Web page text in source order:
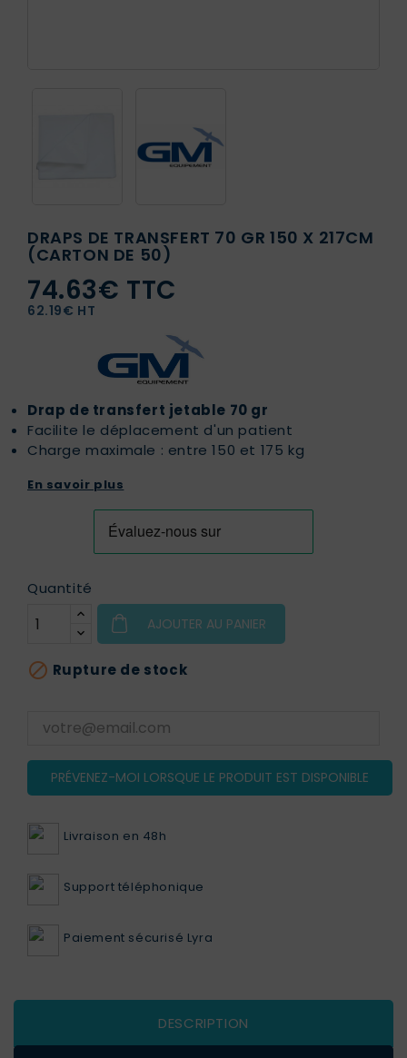
DRAPS DE TRANSFERT 70 GR 150 X 217CM
(CARTON DE 50)
74.63€ TTC
62.19€ HT
Drap de transfert jetable 70 gr
Facilite le déplacement d'un patient
Charge maximale : entre 150 et 175 kg
En savoir plus
Quantité
AJOUTER AU PANIER
 Rupture de stock
PRÉVENEZ-MOI LORSQUE LE PRODUIT EST DISPONIBLE
Livraison en 48h
Support téléphonique
Paiement sécurisé Lyra
DESCRIPTION